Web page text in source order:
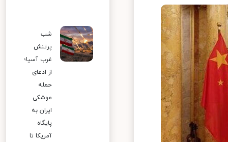
شب
پرتنش
غرب آسیا؛
از ادعای
حمله
موشکی
ایران به
پایگاه
آمریکا تا